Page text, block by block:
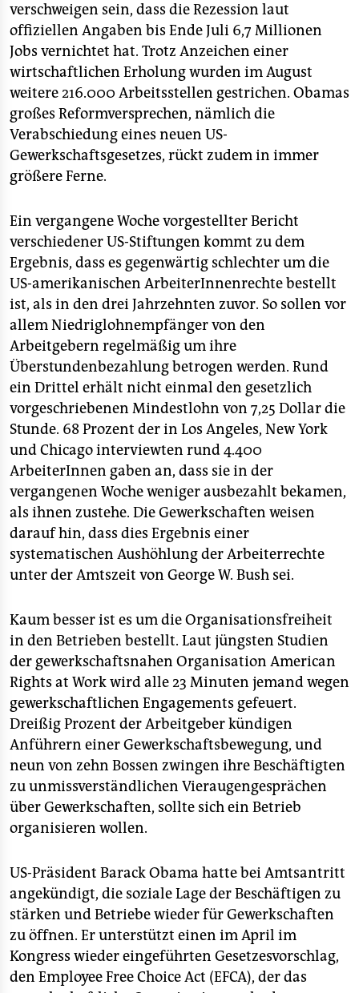
verschweigen sein, dass die Rezession laut
offiziellen Angaben bis Ende Juli 6,7 Millionen
Jobs vernichtet hat. Trotz Anzeichen einer
wirtschaftlichen Erholung wurden im August
weitere 216.000 Arbeitsstellen gestrichen. Obamas
großes Reformversprechen, nämlich die
Verabschiedung eines neuen US-
Gewerkschaftsgesetzes, rückt zudem in immer
größere Ferne.
Ein vergangene Woche vorgestellter Bericht
verschiedener US-Stiftungen kommt zu dem
Ergebnis, dass es gegenwärtig schlechter um die
US-amerikanischen ArbeiterInnenrechte bestellt
ist, als in den drei Jahrzehnten zuvor. So sollen vor
allem Niedriglohnempfänger von den
Arbeitgebern regelmäßig um ihre
Überstundenbezahlung betrogen werden. Rund
ein Drittel erhält nicht einmal den gesetzlich
vorgeschriebenen Mindestlohn von 7,25 Dollar die
Stunde. 68 Prozent der in Los Angeles, New York
und Chicago interviewten rund 4.400
ArbeiterInnen gaben an, dass sie in der
vergangenen Woche weniger ausbezahlt bekamen,
als ihnen zustehe. Die Gewerkschaften weisen
darauf hin, dass dies Ergebnis einer
systematischen Aushöhlung der Arbeiterrechte
unter der Amtszeit von George W. Bush sei.
Kaum besser ist es um die Organisationsfreiheit
in den Betrieben bestellt. Laut jüngsten Studien
der gewerkschaftsnahen Organisation American
Rights at Work wird alle 23 Minuten jemand wegen
gewerkschaftlichen Engagements gefeuert.
Dreißig Prozent der Arbeitgeber kündigen
Anführern einer Gewerkschaftsbewegung, und
neun von zehn Bossen zwingen ihre Beschäftigten
zu unmissverständlichen Vieraugengesprächen
über Gewerkschaften, sollte sich ein Betrieb
organisieren wollen.
US-Präsident Barack Obama hatte bei Amtsantritt
angekündigt, die soziale Lage der Beschäftigen zu
stärken und Betriebe wieder für Gewerkschaften
zu öffnen. Er unterstützt einen im April im
Kongress wieder eingeführten Gesetzesvorschlag,
den Employee Free Choice Act (EFCA), der das